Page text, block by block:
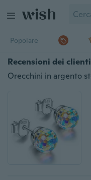
Popolare
Recensioni dei clienti